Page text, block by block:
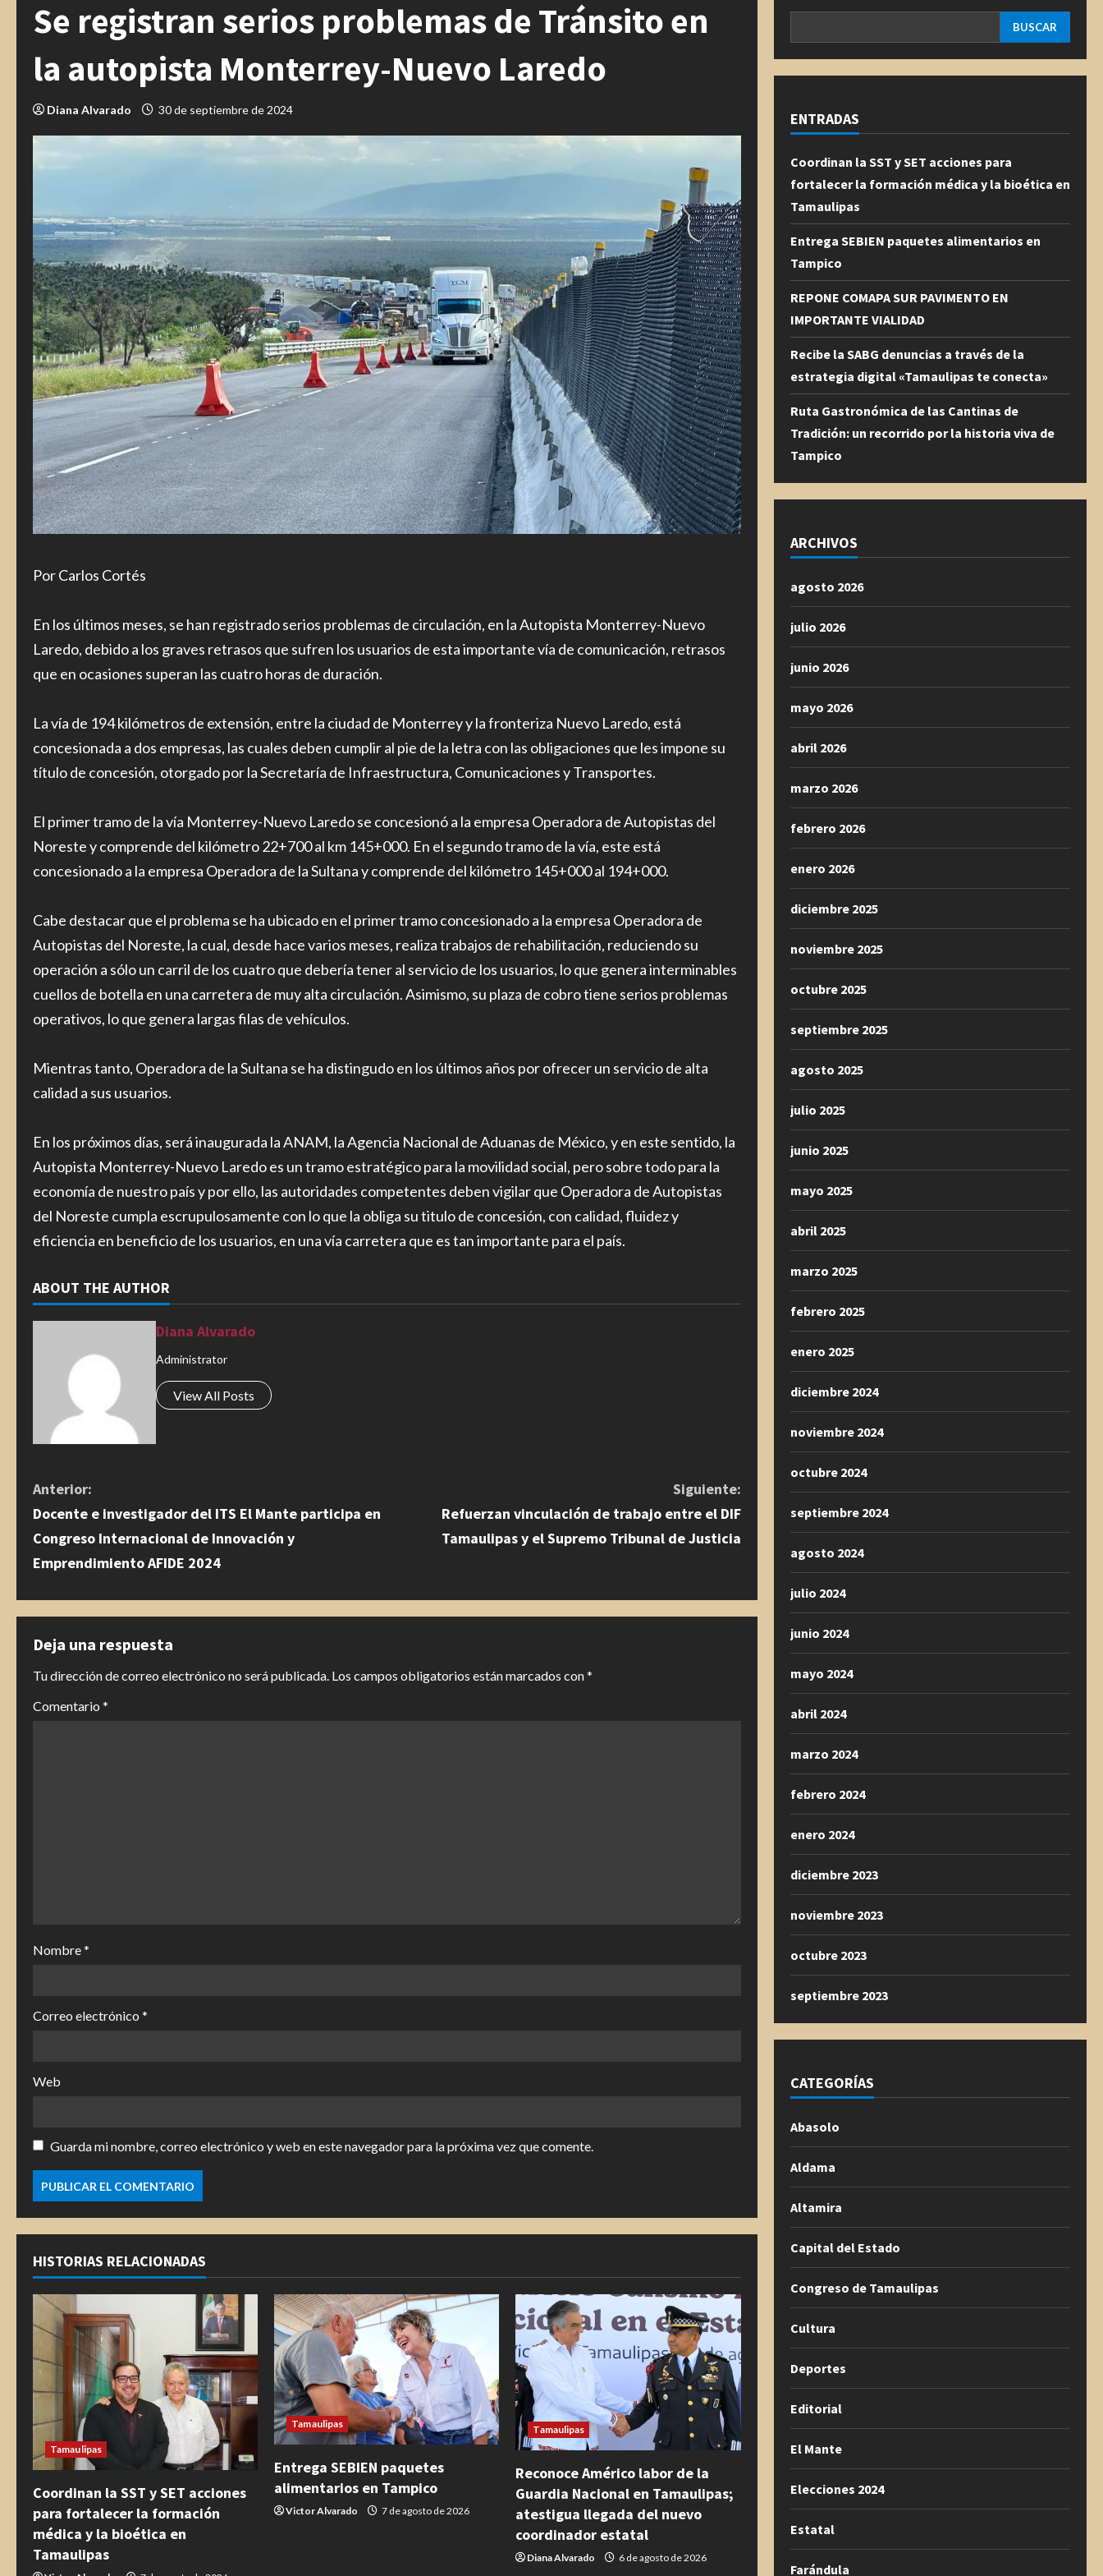
Se registran serios problemas de Tránsito en
la autopista Monterrey-Nuevo Laredo
Diana Alvarado 30 de septiembre de 2024
Por Carlos Cortés
En los últimos meses, se han registrado serios problemas de circulación, en la Autopista Monterrey-Nuevo
Laredo, debido a los graves retrasos que sufren los usuarios de esta importante vía de comunicación, retrasos
que en ocasiones superan las cuatro horas de duración.
La vía de 194 kilómetros de extensión, entre la ciudad de Monterrey y la fronteriza Nuevo Laredo, está
concesionada a dos empresas, las cuales deben cumplir al pie de la letra con las obligaciones que les impone su
título de concesión, otorgado por la Secretaría de Infraestructura, Comunicaciones y Transportes.
El primer tramo de la vía Monterrey-Nuevo Laredo se concesionó a la empresa Operadora de Autopistas del
Noreste y comprende del kilómetro 22+700 al km 145+000. En el segundo tramo de la vía, este está
concesionado a la empresa Operadora de la Sultana y comprende del kilómetro 145+000 al 194+000.
Cabe destacar que el problema se ha ubicado en el primer tramo concesionado a la empresa Operadora de
Autopistas del Noreste, la cual, desde hace varios meses, realiza trabajos de rehabilitación, reduciendo su
operación a sólo un carril de los cuatro que debería tener al servicio de los usuarios, lo que genera interminables
cuellos de botella en una carretera de muy alta circulación. Asimismo, su plaza de cobro tiene serios problemas
operativos, lo que genera largas filas de vehículos.
Mientras tanto, Operadora de la Sultana se ha distingudo en los últimos años por ofrecer un servicio de alta
calidad a sus usuarios.
En los próximos días, será inaugurada la ANAM, la Agencia Nacional de Aduanas de México, y en este sentido, la
Autopista Monterrey-Nuevo Laredo es un tramo estratégico para la movilidad social, pero sobre todo para la
economía de nuestro país y por ello, las autoridades competentes deben vigilar que Operadora de Autopistas
del Noreste cumpla escrupulosamente con lo que la obliga su titulo de concesión, con calidad, fluidez y
eficiencia en beneficio de los usuarios, en una vía carretera que es tan importante para el país.
ABOUT THE AUTHOR
Diana Alvarado
Administrator
View All Posts
S
i
g
u
e
l
e
Anterior:
Docente e investigador del ITS El Mante participa en
Congreso Internacional de Innovación y
Emprendimiento AFIDE 2024
Siguiente:
Refuerzan vinculación de trabajo entre el DIF
Tamaulipas y el Supremo Tribunal de Justicia
Deja una respuesta
Tu dirección de correo electrónico no será publicada. Los campos obligatorios están marcados con*
Comentario *
Nombre*
Correo electrónico *
Web
Guarda mi nombre, correo electrónico y web en este navegador para la próxima vez que comente.
HISTORIAS RELACIONADAS
Tamaulipas
Coordinan la SST y SET acciones
para fortalecer la formación
médica y la bioética en
Tamaulipas
Tamaulipas
Entrega SEBIEN paquetes
alimentarios en Tampico
Victor Alvarado 7 de agosto de 2026
Tamaulipas
Reconoce Américo labor de la
Guardia Nacional en Tamaulipas;
atestigua llegada del nuevo
coordinador estatal
Diana Alvarado 6 de agosto de 2026
BUSCAR
ENTRADAS
Coordinan la SST y SET acciones para
fortalecer la formación médica y la bioética en
Tamaulipas
Entrega SEBIEN paquetes alimentarios en
Tampico
REPONE COMAPA SUR PAVIMENTO EN
IMPORTANTE VIALIDAD
Recibe la SABG denuncias a través de la
estrategia digital «Tamaulipas te conecta»
Ruta Gastronómica de las Cantinas de
Tradición: un recorrido por la historia viva de
Tampico
ARCHIVOS
agosto 2026
julio 2026
junio 2026
mayo 2026
abril 2026
marzo 2026
febrero 2026
enero 2026
diciembre 2025
noviembre 2025
octubre 2025
septiembre 2025
agosto 2025
julio 2025
junio 2025
mayo 2025
abril 2025
marzo 2025
febrero 2025
enero 2025
diciembre 2024
noviembre 2024
octubre 2024
septiembre 2024
agosto 2024
julio 2024
junio 2024
mayo 2024
abril 2024
marzo 2024
febrero 2024
enero 2024
diciembre 2023
noviembre 2023
octubre 2023
septiembre 2023
CATEGORÍAS
Abasolo
Aldama
Altamira
Capital del Estado
Congreso de Tamaulipas
Cultura
Deportes
Editorial
El Mante
Elecciones 2024
Estatal
Farándula